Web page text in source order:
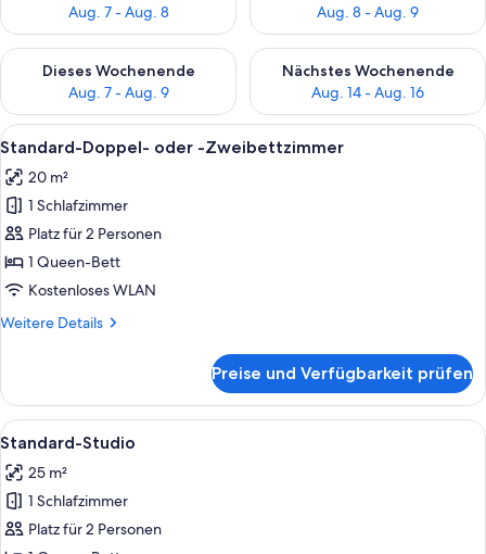
Aug. 7 - Aug. 8
Aug. 8 - Aug. 9
Dieses Wochenende
Aug. 7 - Aug. 9
Überprüfe die Verfügbarkeit für dieses Wochenende, Aug. 7
Nächstes Wochenende
Aug. 14 - Aug. 16
Überprüfe die Verfügbarkeit
Alle
Fotos
für
Standard-
Doppel-
oder
-
anzeigen
Ein Hotelzimmer mit zwei Betten,
2
Standard-Doppel- oder -Zweibettzimmer
20 m²
1 Schlafzimmer
Platz für 2 Personen
1 Queen-Bett
Kostenloses WLAN
Weitere Details
Weitere
Doppel-
oder
-
Preise und Verfügbarkeit prüfen
Alle
Fotos
für
Standard-
Studio
Ein modernes Hotelzimmer mit
3
Standard-Studio
25 m²
1 Schlafzimmer
Platz für 2 Personen